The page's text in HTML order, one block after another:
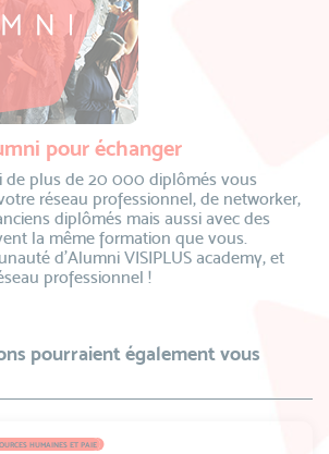
pour échanger
de plus de 20 000 diplômés vous
réseau professionnel, de networker,
diplômés mais aussi avec des
la même formation que vous.
d’Alumni VISIPLUS academy, et
professionnel !
pourraient également vous
HUMAINES ET PAIE